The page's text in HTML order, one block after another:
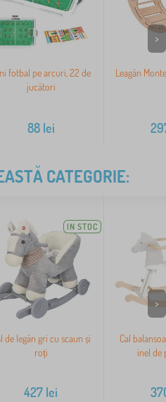
fotbal pe arcuri, 22 de
jucători
88lei
Leagăn
>
CATEGORIE:
IN STOC
de legăn gri cu scaun și
roți
427 lei
Cal
inel de
>